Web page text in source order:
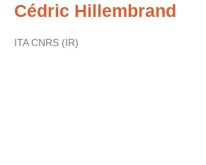
Cédric Hillembrand
ITA CNRS (IR)